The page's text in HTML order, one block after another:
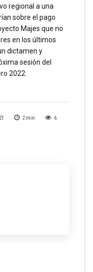
2 min 6
regional a una
sobre el pago
Majes que no
en los últimos
dictamen y
sesión del
2022.